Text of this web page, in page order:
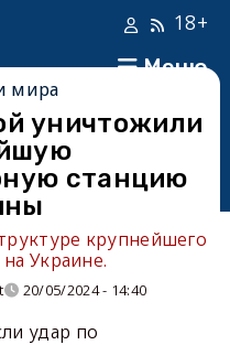
Меню
18+
мира
уничтожили
станцию
крупнейшего
Украине.
20/05/2024 - 14:40
удар по